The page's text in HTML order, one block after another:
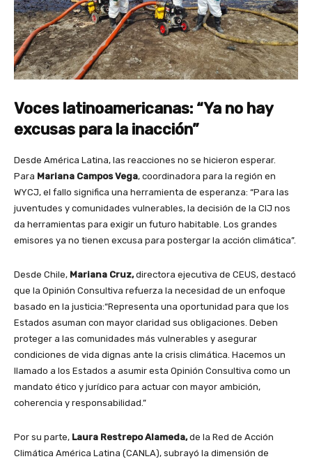
Voces latinoamericanas: “Ya no hay
excusas para la inacción”
Desde América Latina, las reacciones no se hicieron esperar.
Para Mariana Campos Vega, coordinadora para la región en
WYCJ, el fallo significa una herramienta de esperanza: “Para las
juventudes y comunidades vulnerables, la decisión de la CIJ nos
da herramientas para exigir un futuro habitable. Los grandes
emisores ya no tienen excusa para postergar la acción climática”.
Desde Chile, Mariana Cruz,directora ejecutiva de CEUS, destacó
que la Opinión Consultiva refuerza la necesidad de un enfoque
basado en la justicia:“Representa una oportunidad para que los
Estados asuman con mayor claridad sus obligaciones. Deben
proteger a las comunidades más vulnerables y asegurar
condiciones de vida dignas ante la crisis climática. Hacemos un
llamado a los Estados a asumir esta Opinión Consultiva como un
mandato ético y jurídico para actuar con mayor ambición,
coherencia y responsabilidad.”
Por su parte, Laura Restrepo Alameda,de la Red de Acción
Climática América Latina (CANLA), subrayó la dimensión de